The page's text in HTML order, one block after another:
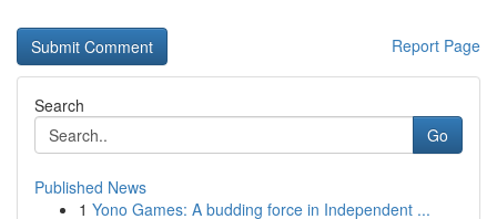
Report Page
Search
Go
Published News
1 Yono Games: A budding force in Independent ...